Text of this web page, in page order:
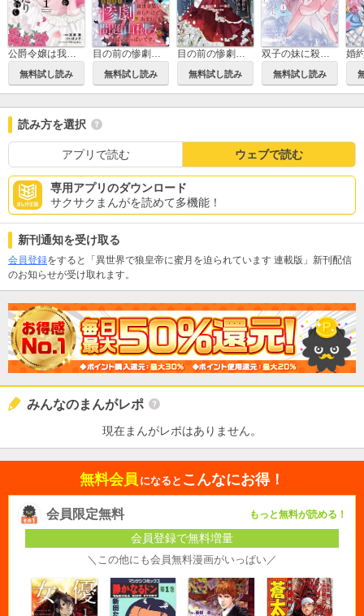
公爵令嬢は我が道を場当たり的に行く
無料試し読み
目の前の惨劇で前世を思い出したけど、あまりにも問題山積みでいっぱいいっぱいです。 連載版
無料試し読み
目の前の惨劇で前世を思い出したけど、あまりにも問題山積みでいっぱいいっぱいです。
無料試し読み
双子の妹に殺された姉、二度目の人生は初恋のイケおじ王弟にフルベットします！
無料試し読み
読み方を選択
アプリで読む ウェブで読む
専用アプリのダウンロード
サクサクまんがを読めて多機能！
新刊通知を受け取る
会員登録をすると「異世界で狼皇帝に蜜月を迫られています 連載版」新刊配信
のお知らせが受け取れます。
みんなのまんがレポ
現在まんがレポはありません。
無料会員 になると こんなにお得！
会員限定無料 もっと無料が読める！
会員登録で無料増量
＼この他にも会員無料漫画がいっぱい／